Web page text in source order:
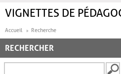
VIGNETTES DE
Accueil Recherche
RECHERCHER